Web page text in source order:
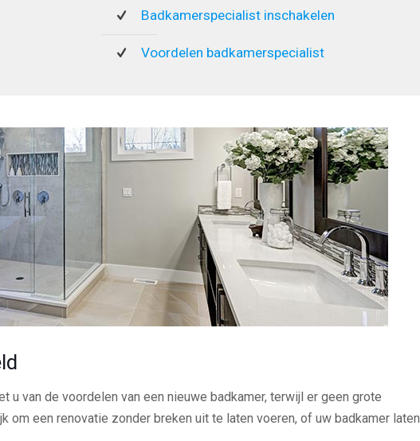
Badkamerspecialist inschakelen
Voordelen badkamerspecialist
u van de voordelen van een nieuwe badkamer, terwijl er geen grote
een renovatie zonder breken uit te laten voeren, of uw badkamer laten